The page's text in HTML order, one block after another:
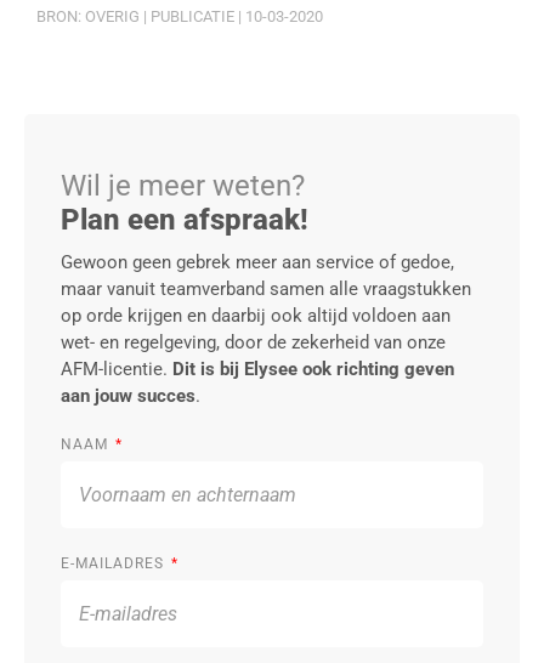
BRON: OVERIG | PUBLICATIE | 10-03-2020
Wil je meer weten?
Plan een afspraak!
Gewoon geen gebrek meer aan service of gedoe,
maar vanuit teamverband samen alle vraagstukken
op orde krijgen en daarbij ook altijd voldoen aan
wet- en regelgeving, door de zekerheid van onze
AFM-licentie. Dit is bij Elysee ook richting geven
aan jouw succes.
NAAM
E-MAILADRES